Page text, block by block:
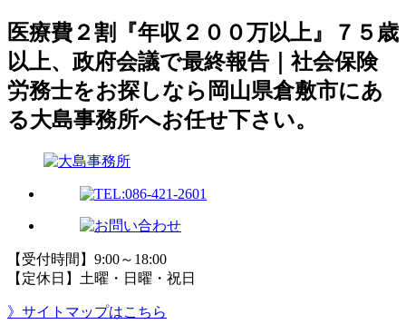
医療費２割『年収２００万以上』７５歳
以上、政府会議で最終報告｜社会保険
労務士をお探しなら岡山県倉敷市にあ
る大島事務所へお任せ下さい。
【受付時間】9:00～18:00
【定休日】土曜・日曜・祝日
》サイトマップはこちら